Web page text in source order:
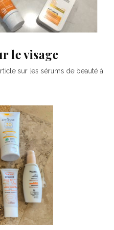
le visage
sur les sérums de beauté à